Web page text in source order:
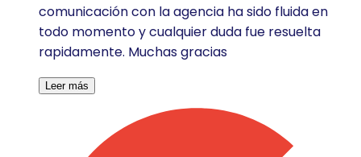
comunicación con la agencia ha sido fluida en
todo momento y cualquier duda fue resuelta
rapidamente. Muchas gracias
Leer más